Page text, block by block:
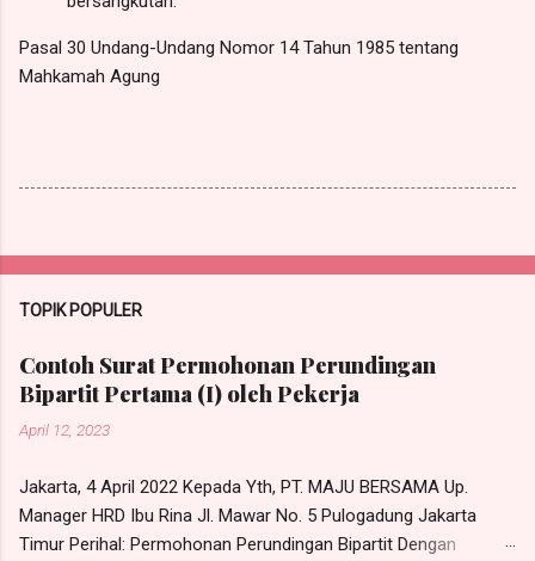
Pasal 30 Undang-Undang Nomor 14 Tahun 1985 tentang
Mahkamah Agung
TOPIK POPULER
Contoh Surat Permohonan Perundingan
Bipartit Pertama (I) oleh Pekerja
April 12, 2023
Jakarta, 4 April 2022 Kepada Yth, PT. MAJU BERSAMA Up.
Manager HRD Ibu Rina Jl. Mawar No. 5 Pulogadung Jakarta
Timur Perihal: Permohonan Perundingan Bipartit Dengan